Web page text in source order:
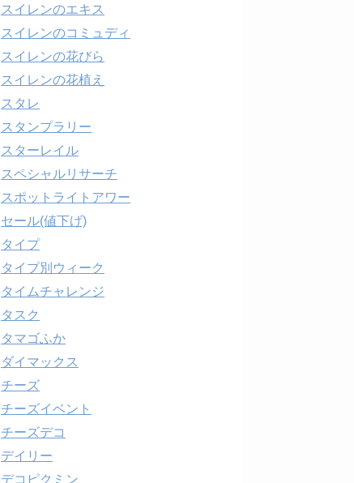
スイレンのエキス
スイレンのコミュディ
スイレンの花びら
スイレンの花植え
スタレ
スタンプラリー
スターレイル
スペシャルリサーチ
スポットライトアワー
セール(値下げ)
タイプ
タイプ別ウィーク
タイムチャレンジ
タスク
タマゴふか
ダイマックス
チーズ
チーズイベント
チーズデコ
デイリー
デコピクミン